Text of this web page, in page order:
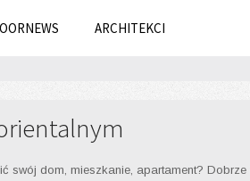
ARCHITEKCI
swój dom, mieszkanie, apartament?